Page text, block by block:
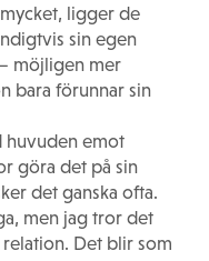
ligger de
sin egen
möjligen mer
bara förunnar sin
huvuden emot
göra det på sin
det ganska ofta.
men jag tror det
Det blir som